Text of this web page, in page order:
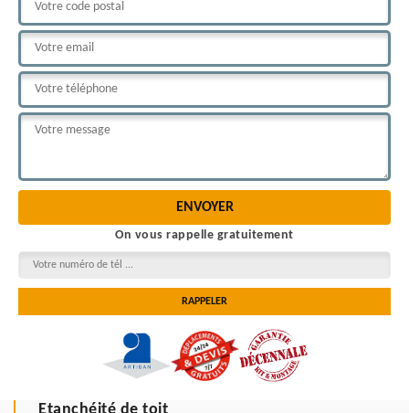
On vous rappelle gratuitement